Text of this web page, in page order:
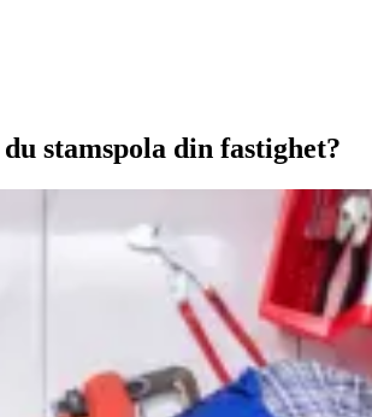
stamspola din fastighet?